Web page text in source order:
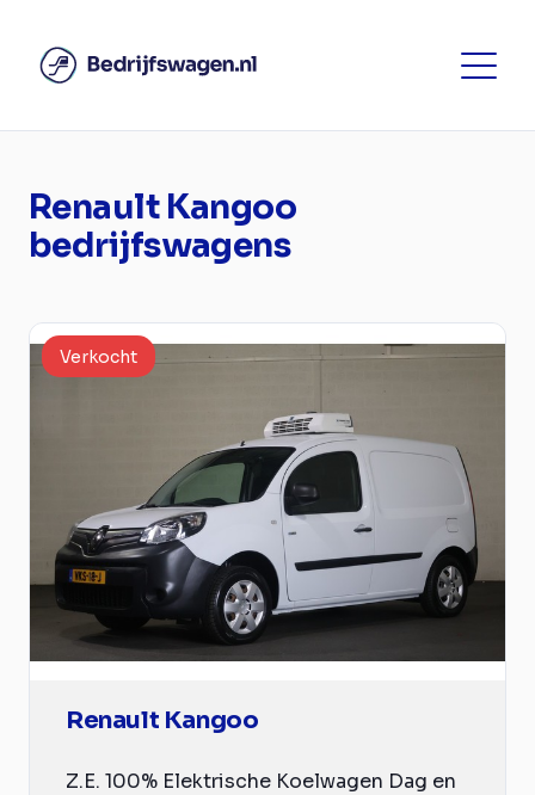
Renault Kangoo
bedrijfswagens
Verkocht
Renault Kangoo
Z.E. 100% Elektrische Koelwagen Dag en